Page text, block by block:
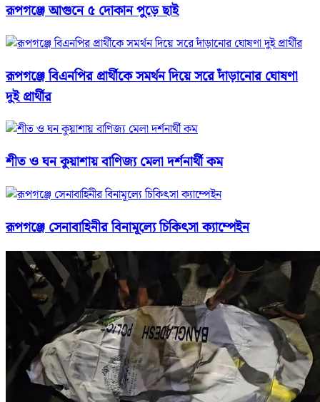
রূপগঞ্জে আগুনে ৫ দোকান পুড়ে ছাই
রূপগঞ্জে বিএনপির প্রার্থীকে সমর্থন দিয়ে সরে দাঁড়ানোর ঘোষণা
দুই প্রার্থীর
শীত ও ঘন কুয়াশায় বাণিজ্য মেলা দর্শনার্থী কম
রূপগঞ্জে সেনাবাহিনীর বিনামূল্যে চিকিৎসা ক্যাম্পেইন